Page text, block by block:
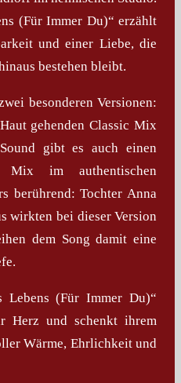
(Für Immer Du)“ erzählt
und einer Liebe, die
bestehen bleibt.
besonderen Versionen:
gehenden Classic Mix
gibt es auch einen
Mix im authentischen
berührend: Tochter Anna
wirkten bei dieser Version
dem Song damit eine
(Für Immer Du)“
Herz und schenkt ihrem
Wärme, Ehrlichkeit und